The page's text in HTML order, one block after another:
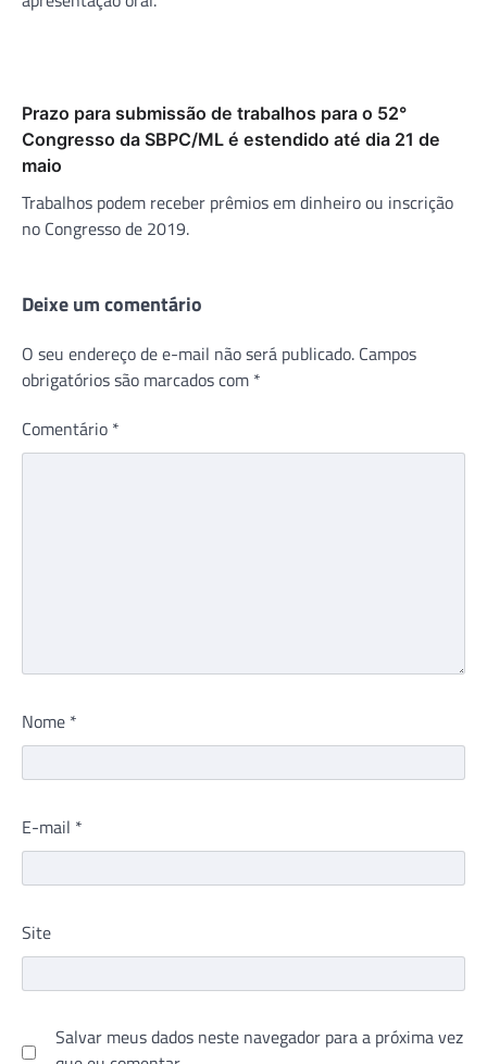
Prazo para submissão de trabalhos para o 52°
Congresso da SBPC/ML é estendido até dia 21 de
maio
Trabalhos podem receber prêmios em dinheiro ou inscrição
no Congresso de 2019.
Deixe um comentário
O seu endereço de e-mail não será publicado. Campos
obrigatórios são marcados com *
Comentário *
Nome *
E-mail *
Site
Salvar meus dados neste navegador para a próxima vez